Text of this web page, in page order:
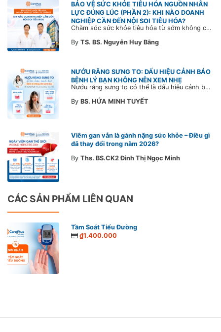
BẢO VỆ SỨC KHỎE TIÊU HÓA NGUỒN NHÂN
LỰC ĐÚNG LÚC (PHẦN 2): KHI NÀO DOANH
NGHIỆP CẦN ĐẾN NỘI SOI TIÊU HÓA?
Chăm sóc sức khỏe tiêu hóa từ sớm không chỉ giúp phát hiện bệnh kịp thời mà còn góp phần xây dựng đội ngũ khỏe mạnh, ổn định và gắn bó lâu dài. CarePlus sẵn sàng đồng hành cùng doanh nghiệp trong việc thiết kế chương trình chăm sóc sức khỏe phù hợp theo từng nhân sự, nhằm tối ưu hiệu quả đầu tư phúc lợi và phát triển nguồn nhân lực bền vững.
By TS. BS. Nguyễn Huy Bằng
NƯỚU RĂNG SƯNG TO: DẤU HIỆU CẢNH BÁO
BỆNH LÝ BẠN KHÔNG NÊN XEM NHẸ
Nướu răng sưng to có thể là dấu hiệu cảnh báo bệnh lý răng miệng. Cùng Bác sĩ CarePlus tìm hiểu nguyên nhân, triệu chứng và thời điểm cần đi khám bác sĩ trong bài viết dưới đây.
By BS. HỨA MINH TUYẾT
Viêm gan vẫn là gánh nặng sức khỏe – Điều gì
đã thay đổi trong năm 2026?
By Ths. BS.CK2 Đinh Thị Ngọc Minh
CÁC SẢN PHẨM LIÊN QUAN
Tầm Soát Tiểu Đường
₫1.400.000